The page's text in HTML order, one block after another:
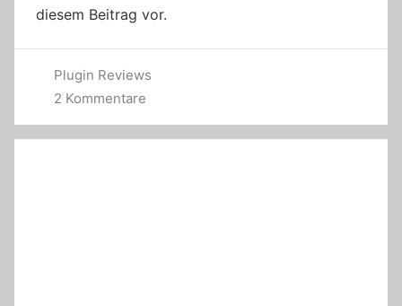
diesem Beitrag vor.
Plugin Reviews
2 Kommentare